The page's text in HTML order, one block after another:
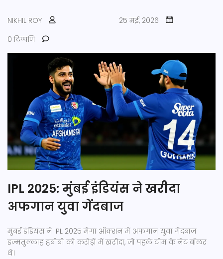
NIKHIL ROY
25 मई, 2026
0 टिप्पणि
IPL 2025: मुंबई इंडियंस ने खरीदा
अफगान युवा गेंदबाज
मुंबई इंडियंस ने IPL 2025 मेगा ऑक्शन में अफगान युवा गेंदबाज
इज्मतुल्लाह हबीबी को करोड़ों में खरीदा, जो पहले टीम के नेट बॉलर
थे।